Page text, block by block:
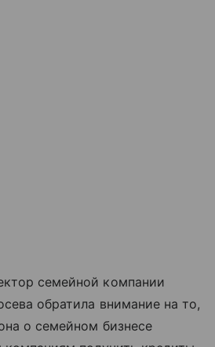
семейной компании
обратила внимание на то,
о семейном бизнесе